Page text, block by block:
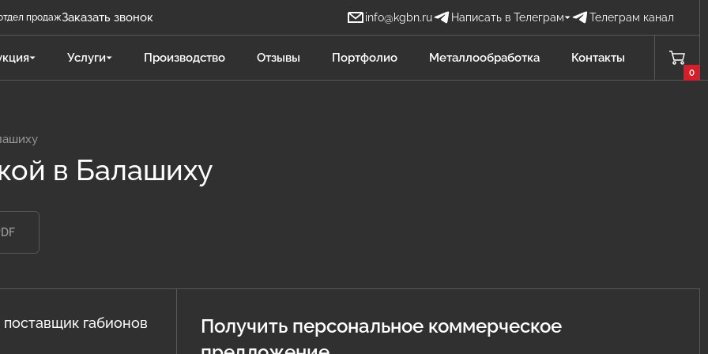
продажЗаказать звонок info@kgbn.ru Написать в Телеграм Телеграм канал
Задать вопрос БН Бова Наталья
Отдел продаж
Поликарпова Светлана
Услуги Производство Отзывы Портфолио Металлообработка Контакты
0
в Балашиху
габионов
Получить персональное коммерческое